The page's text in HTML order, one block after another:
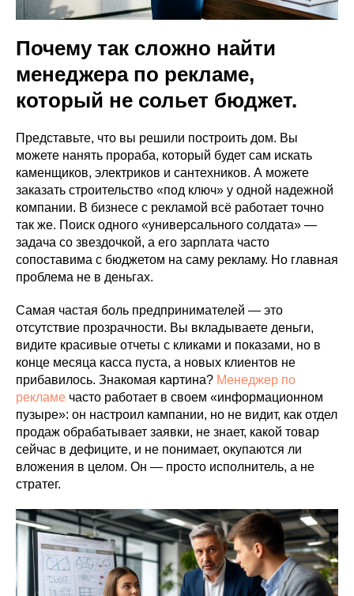
Почему так сложно найти
менеджера по рекламе,
который не сольет бюджет.
Представьте, что вы решили построить дом. Вы
можете нанять прораба, который будет сам искать
каменщиков, электриков и сантехников. А можете
заказать строительство «под ключ» у одной надежной
компании. В бизнесе с рекламой всё работает точно
так же. Поиск одного «универсального солдата» —
задача со звездочкой, а его зарплата часто
сопоставима с бюджетом на саму рекламу. Но главная
проблема не в деньгах.
Самая частая боль предпринимателей — это
отсутствие прозрачности. Вы вкладываете деньги,
видите красивые отчеты с кликами и показами, но в
конце месяца касса пуста, а новых клиентов не
прибавилось. Знакомая картина? Менеджер по
рекламе часто работает в своем «информационном
пузыре»: он настроил кампании, но не видит, как отдел
продаж обрабатывает заявки, не знает, какой товар
сейчас в дефиците, и не понимает, окупаются ли
вложения в целом. Он — просто исполнитель, а не
стратег.